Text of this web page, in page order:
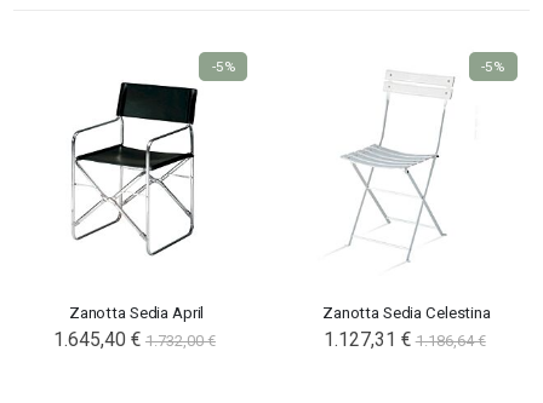
Zanotta Sedia April
1.645,40 € 1.732,00 €
-5%
Zanotta Sedia Celestina
1.127,31 € 1.186,64 €
-5%